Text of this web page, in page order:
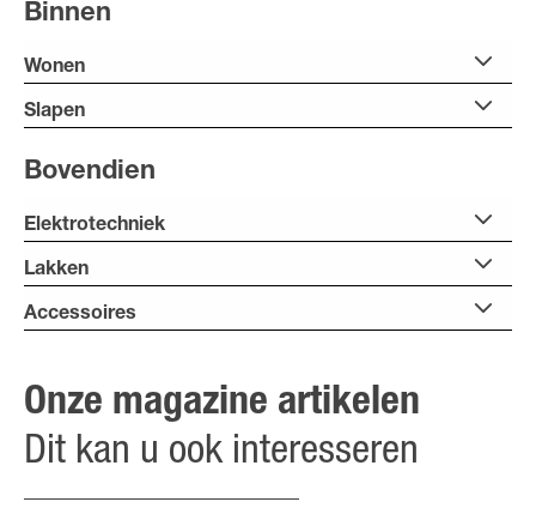
Binnen
Wonen
Slapen
Bovendien
Elektrotechniek
Lakken
Accessoires
Onze magazine artikelen
Dit kan u ook interesseren